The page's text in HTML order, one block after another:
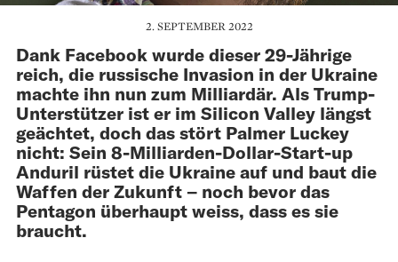
2. SEPTEMBER 2022
Dank Facebook wurde dieser 29-Jährige
reich, die russische Invasion in der Ukraine
machte ihn nun zum Milliardär. Als Trump-
Unterstützer ist er im Silicon Valley längst
geächtet, doch das stört Palmer Luckey
nicht: Sein 8-Milliarden-Dollar-Start-up
Anduril rüstet die Ukraine auf und baut die
Waffen der Zukunft – noch bevor das
Pentagon überhaupt weiss, dass es sie
braucht.